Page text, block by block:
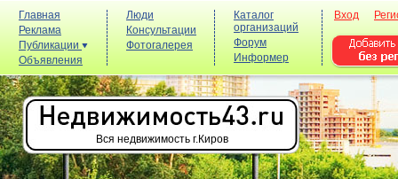
Главная
Реклама
Публикации
Объявления
Люди
Консультации
Фотогалерея
Каталог
организаций
Форум
Информер
Вход
Вся недвижимость г.Киров